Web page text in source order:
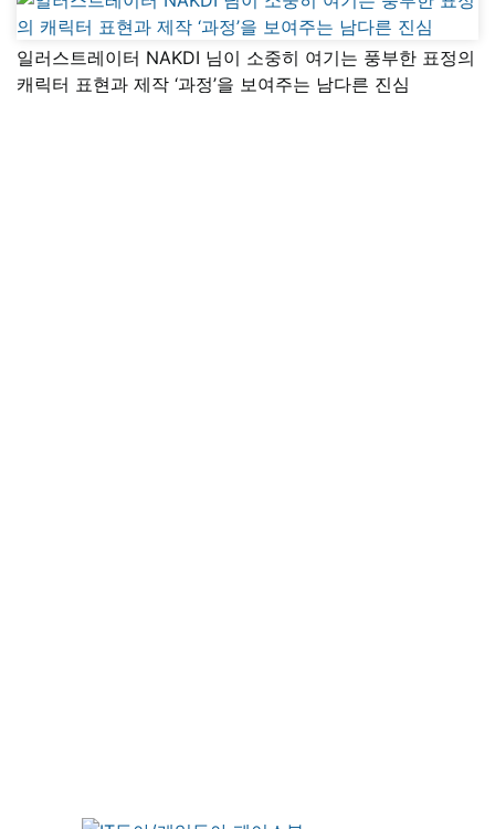
일러스트레이터 NAKDI 님이 소중히 여기는 풍부한 표정의
캐릭터 표현과 제작 ‘과정’을 보여주는 남다른 진심